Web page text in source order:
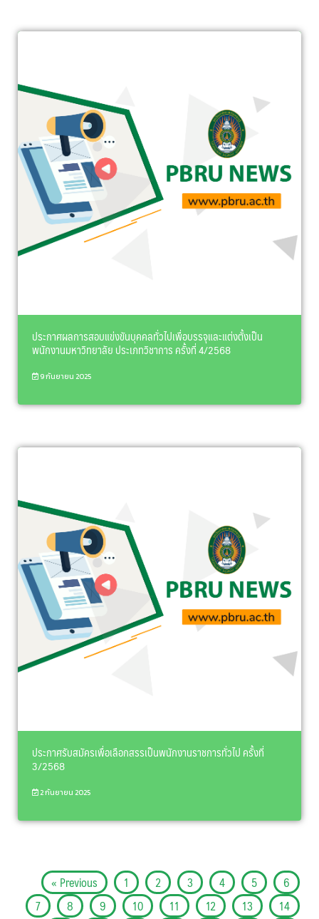
ประกาศผลการสอบแข่งขันบุคคลทั่วไปเพื่อบรรจุและแต่งตั้งเป็น
พนักงานมหาวิทยาลัย ประเภทวิชาการ ครั้งที่ 4/2568
9 กันยายน 2025
ประกาศรับสมัครเพื่อเลือกสรรเป็นพนักงานราชการทั่วไป ครั้งที่
3/2568
2 กันยายน 2025
« Previous 1 2 3 4 5
6
7
8 9 10 11 12 13
14